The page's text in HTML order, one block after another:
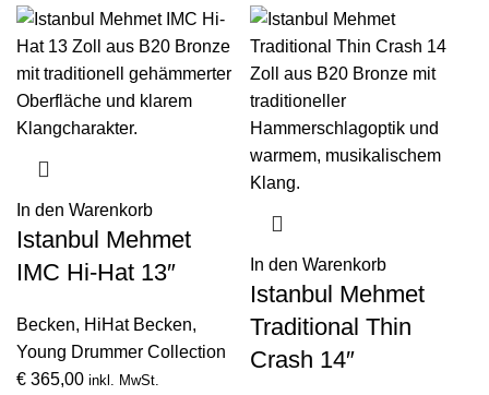
In den Warenkorb
Istanbul Mehmet
IMC Hi-Hat 13″
Becken, HiHat Becken,
Young Drummer Collection
€ 365,00 inkl. MwSt.
In den Warenkorb
Istanbul Mehmet
Traditional Thin
Crash 14″